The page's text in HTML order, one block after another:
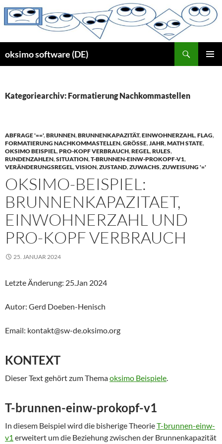
Zum
Inhalt
oksimo software (DE)
Kategoriearchiv: Formatierung Nachkommastellen
ABFRAGE '==',BRUNNEN,BRUNNENKAPAZITÄT,EINWOHNERZAHL,FLAG,
FORMATIERUNG NACHKOMMASTELLEN,GRÖSSE ,JAHR,MATH STATE,
OKSIMO BEISPIEL,PRO-KOPF VERBRAUCH,REGEL,RULES,
RUNDENZAHLEN,SITUATION,T-BRUNNEN-EINW-PROKOPF-V1,
VERÄNDERUNGSREGEL,VISION,ZUSTAND,ZUWACHS,ZUWEISUNG '='
OKSIMO-BEISPIEL:
BRUNNENKAPAZITAET,
EINWOHNERZAHL UND
PRO-KOPF VERBRAUCH
25. JANUAR 2024
Letzte Änderung: 25.Jan 2024
Autor: Gerd Doeben-Henisch
Email: kontakt@sw-de.oksimo.org
KONTEXT
Dieser Text gehört zum Themaoksimo Beispiele.
T-brunnen-einw-prokopf-v1
In diesem Beispiel wird die bisherige TheorieT-brunnen-einw-
v1 erweitert um die Beziehung zwischen der Brunnenkapazität